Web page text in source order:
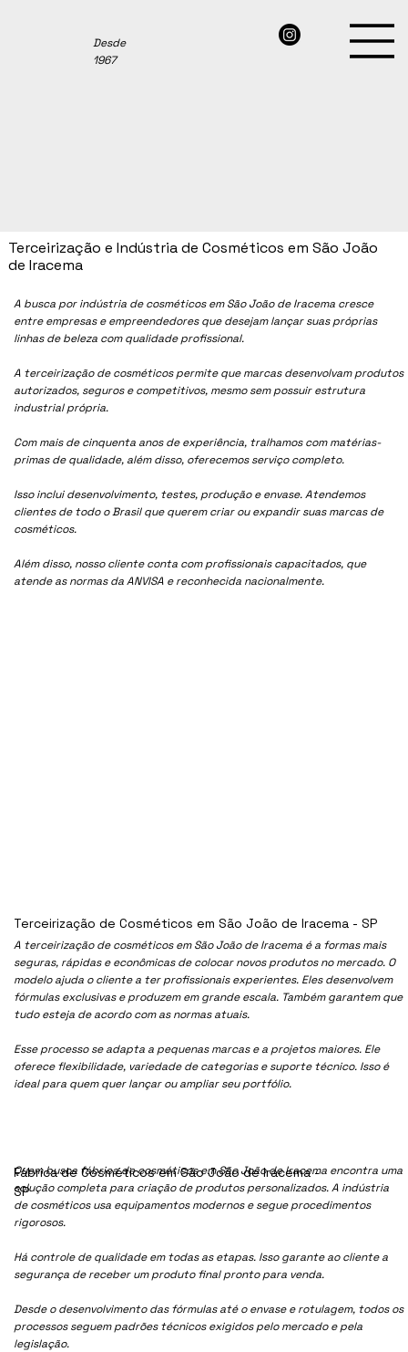
Desde
1967
A busca por indústria de cosméticos em São João de Iracema cresce
entre empresas e empreendedores que desejam lançar suas próprias
linhas de beleza com qualidade profissional.
A terceirização de cosméticos permite que marcas desenvolvam produtos
autorizados, seguros e competitivos, mesmo sem possuir estrutura
industrial própria.
Com mais de cinquenta anos de experiência, tralhamos com matérias-
primas de qualidade, além disso, oferecemos serviço completo.
Isso inclui desenvolvimento, testes, produção e envase. Atendemos
clientes de todo o Brasil que querem criar ou expandir suas marcas de
cosméticos.
Além disso, nosso cliente conta com profissionais capacitados, que
atende as normas da ANVISA e reconhecida nacionalmente.
A terceirização de cosméticos em São João de Iracema é a formas mais
seguras, rápidas e econômicas de colocar novos produtos no mercado. O
modelo ajuda o cliente a ter profissionais experientes. Eles desenvolvem
fórmulas exclusivas e produzem em grande escala. Também garantem que
tudo esteja de acordo com as normas atuais.
Esse processo se adapta a pequenas marcas e a projetos maiores. Ele
oferece flexibilidade, variedade de categorias e suporte técnico. Isso é
ideal para quem quer lançar ou ampliar seu portfólio.
Quem busca fábrica de cosméticos em São João de Iracema encontra uma
solução completa para criação de produtos personalizados. A indústria
de cosméticos usa equipamentos modernos e segue procedimentos
rigorosos.
Há controle de qualidade em todas as etapas. Isso garante ao cliente a
segurança de receber um produto final pronto para venda.
Desde o desenvolvimento das fórmulas até o envase e rotulagem, todos os
processos seguem padrões técnicos exigidos pelo mercado e pela
legislação.
Terceirização e Indústria de Cosméticos em São João
de Iracema
Fábrica de Cosméticos em São João de Iracema -
SP
Terceirização de Cosméticos em São João de Iracema - SP